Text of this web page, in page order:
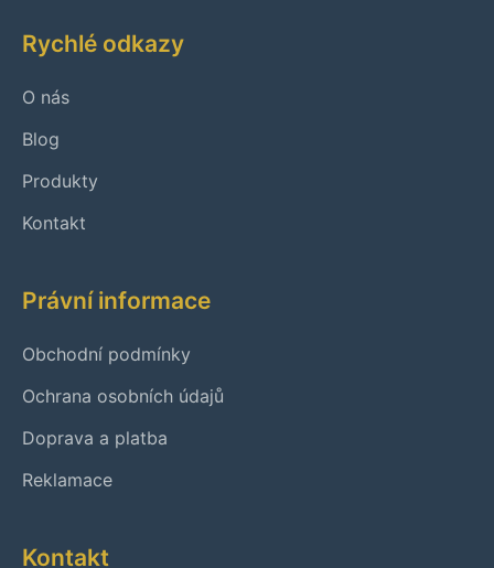
Rychlé odkazy
O nás
Blog
Produkty
Kontakt
Právní informace
Obchodní podmínky
Ochrana osobních údajů
Doprava a platba
Reklamace
Kontakt